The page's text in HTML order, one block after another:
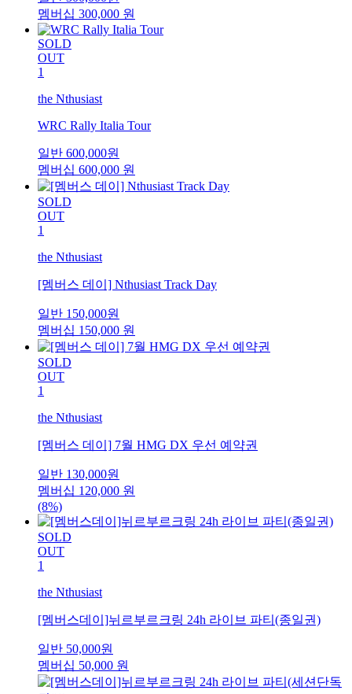
멤버십 300,000 원
SOLD
OUT
1
the Nthusiast
WRC Rally Italia Tour
일반 600,000원
멤버십 600,000 원
SOLD
OUT
1
the Nthusiast
[멤버스 데이] Nthusiast Track Day
일반 150,000원
멤버십 150,000 원
SOLD
OUT
1
the Nthusiast
[멤버스 데이] 7월 HMG DX 우선 예약권
일반 130,000원
멤버십 120,000 원
(8%)
SOLD
OUT
1
the Nthusiast
[멤버스데이]뉘르부르크링 24h 라이브 파티(종일권)
일반 50,000원
멤버십 50,000 원